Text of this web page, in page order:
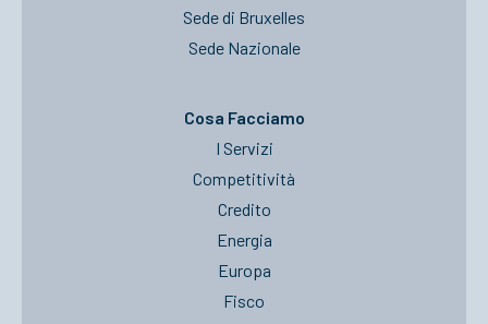
Sede di Bruxelles
Sede Nazionale
Cosa Facciamo
I Servizi
Competitività
Credito
Energia
Europa
Fisco